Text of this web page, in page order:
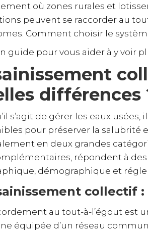
où zones rurales et
peuvent se raccorder au
Comment choisir le
guide pour vous aider à y voir
différences
s’agit de gérer les eaux
pour préserver la salubrité
en deux grandes
répondent à
démographique et
collectif
au tout-à-l’égout est
équipée d’un réseau